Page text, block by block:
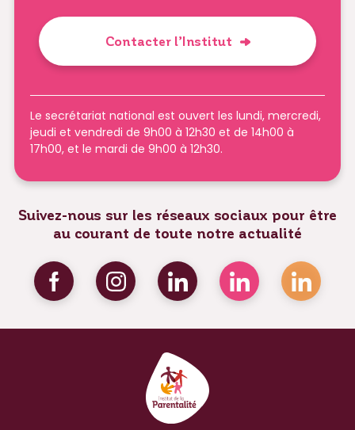
Contacter l’Institut
Le secrétariat national est ouvert les lundi, mercredi,
jeudi et vendredi de 9h00 à 12h30 et de 14h00 à
17h00, et le mardi de 9h00 à 12h30.
Suivez-nous sur les réseaux sociaux pour être
au courant de toute notre actualité